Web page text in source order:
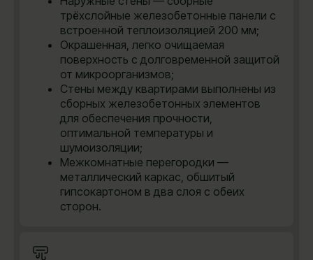
трёхслойные железобетонные панели с
встроенной теплоизоляцией 200 мм;
Окрашенная, легко очищаемая
поверхность с долговременной защитой
от микроорганизмов;
Стены между квартирами выполнены из
сборных железобетонных элементов
для обеспечения прочности,
оптимальной температуры и
шумоизоляции;
Межкомнатные перегородки —
металлический каркас, обшитый
гипсокартоном в два слоя с обеих
сторон.